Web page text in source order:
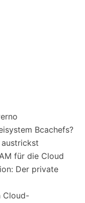
Bcachefs?
für die Cloud
Der private
Cloud-